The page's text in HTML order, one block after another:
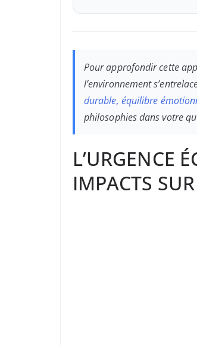
Pour approfondir cette
l’environnement
durable, équilibre
philosophies dans votre
L’URGENCE
IMPACTS